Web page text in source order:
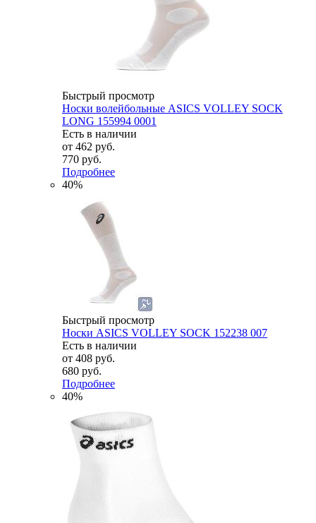
Быстрый просмотр
Носки волейбольные ASICS VOLLEY SOCK
LONG 155994 0001
Есть в наличии
от 462 руб.
770 руб.
Подробнее
40%
Быстрый просмотр
Носки ASICS VOLLEY SOCK 152238 007
Есть в наличии
от 408 руб.
680 руб.
Подробнее
40%